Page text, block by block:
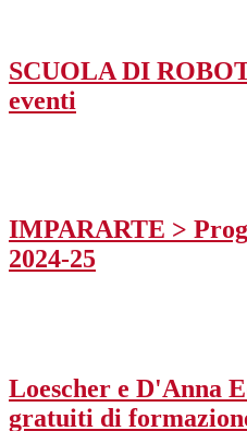
SCUOLA DI
eventi
IMPARARTE >
2024-25
Loescher e D'Anna
gratuiti di